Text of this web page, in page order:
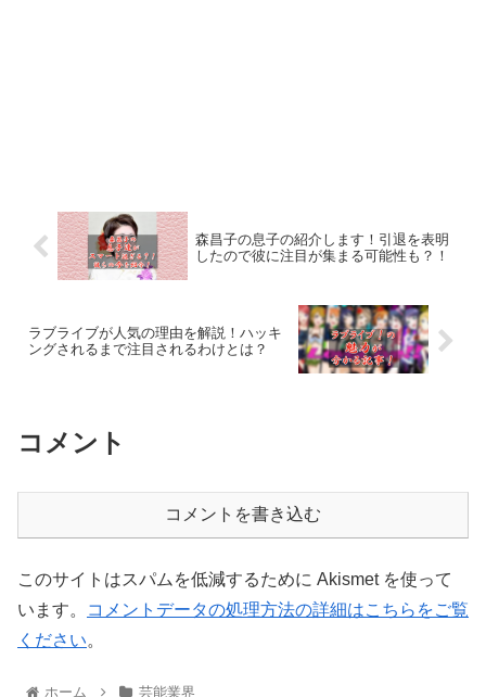
森昌子の息子の紹介します！引退を表明
したので彼に注目が集まる可能性も？！
ラブライブが人気の理由を解説！ハッキ
ングされるまで注目されるわけとは？
コメント
コメントを書き込む
このサイトはスパムを低減するために Akismet を使って
います。
コメントデータの処理方法の詳細はこちらをご覧
ください。
ホーム 芸能業界